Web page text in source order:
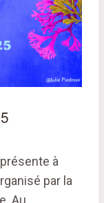
à
par la
Au